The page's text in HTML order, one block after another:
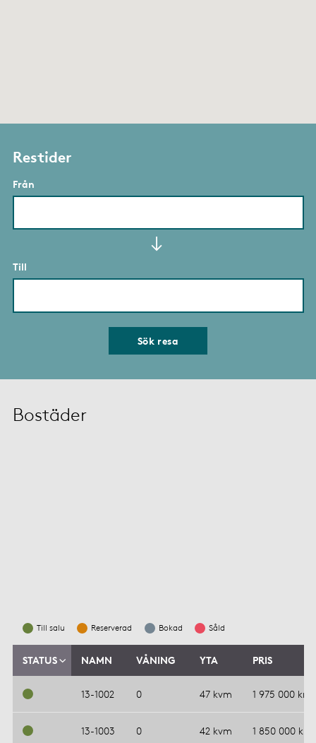
Restider
Från
Till
Sök resa
Bostäder
Till salu Reserverad Bokad Såld
STATUS NAMN VÅNING YTA PRIS
13-1002 0 47 kvm 1 975 000 kr
13-1003 0 42 kvm 1 850 000 kr